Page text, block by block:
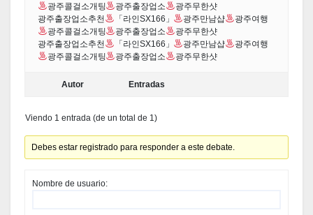
광주콜걸소개팅
광주출장업소
광주무한샷
광주출장업소추천
「라인SX166」 광주만남샵
광주여행
광주콜걸소개팅
광주출장업소
광주무한샷
광주출장업소추천
「라인SX166」 광주만남샵
광주여행
광주콜걸소개팅
광주출장업소 광주무한샷
Autor Entradas
Viendo 1 entrada (de un total de 1)
Debes estar registrado para responder a este debate.
Nombre de usuario: